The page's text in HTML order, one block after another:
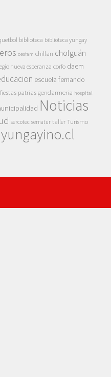
biblioteca biblioteca yungay
cesfam chillan cholguán
nueva esperanza corfo daem
escuela fernando
fiestas patrias gendarmeria hospital
Noticias
sercotec sernatur taller Turismo
yungayino.cl